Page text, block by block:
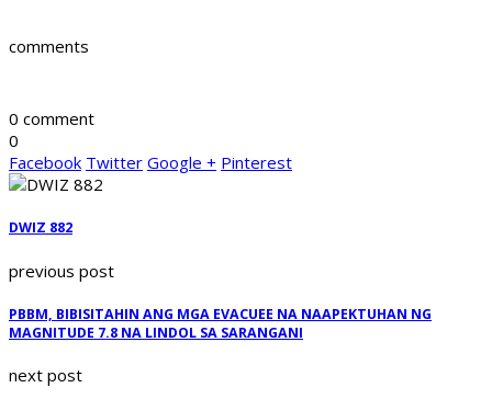
comments
0 comment
0
Facebook Twitter Google + Pinterest
DWIZ 882
previous post
PBBM, BIBISITAHIN ANG MGA EVACUEE NA NAAPEKTUHAN NG
MAGNITUDE 7.8 NA LINDOL SA SARANGANI
next post